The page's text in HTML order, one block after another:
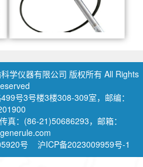
DCX全自动水位计
学仪器有限公司 版权所有 All Rights
号3号楼3楼308-309室，邮编：
真：(86-21)50686293，邮箱：
号
沪ICP备2023009959号-1